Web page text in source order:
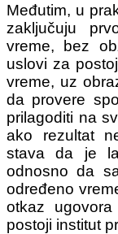
Međutim, u
zaključuju
vreme, bez
uslovi za
vreme, uz
da provere
prilagoditi na
ako rezultat
stava da je
odnosno da
određeno
otkaz
postoji institut